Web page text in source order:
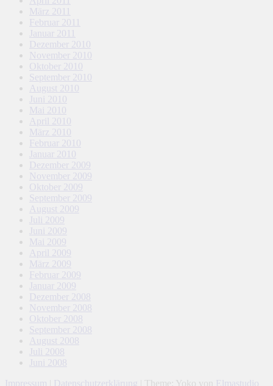
März 2011
Februar 2011
Januar 2011
Dezember 2010
November 2010
Oktober 2010
September 2010
August 2010
Juni 2010
Mai 2010
April 2010
März 2010
Februar 2010
Januar 2010
Dezember 2009
November 2009
Oktober 2009
September 2009
August 2009
Juli 2009
Juni 2009
Mai 2009
April 2009
März 2009
Februar 2009
Januar 2009
Dezember 2008
November 2008
Oktober 2008
September 2008
August 2008
Juli 2008
Juni 2008
Impressum
Datenschutzerklärung Theme: Yoko von Elmastudio